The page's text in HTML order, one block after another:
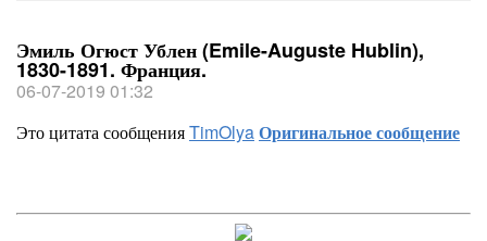
Эмиль Огюст Ублен (Emile-Auguste Hublin),
1830-1891. Франция.
06-07-2019 01:32
Это цитата сообщенияTimOlyaОригинальное сообщение